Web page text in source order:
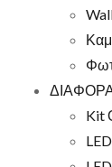
Kit